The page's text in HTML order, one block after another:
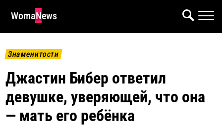
WomaNews
Знаменитости
Джастин Бибер ответил
девушке, уверяющей, что она
— мать его ребёнка